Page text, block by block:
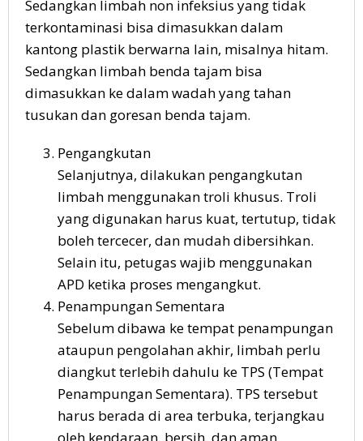
Sedangkan limbah non infeksius yang tidak
terkontaminasi bisa dimasukkan dalam
kantong plastik berwarna lain, misalnya hitam.
Sedangkan limbah benda tajam bisa
dimasukkan ke dalam wadah yang tahan
tusukan dan goresan benda tajam.
Pengangkutan
Selanjutnya, dilakukan pengangkutan
limbah menggunakan troli khusus. Troli
yang digunakan harus kuat, tertutup, tidak
boleh tercecer, dan mudah dibersihkan.
Selain itu, petugas wajib menggunakan
APD ketika proses mengangkut.
Penampungan Sementara
Sebelum dibawa ke tempat penampungan
ataupun pengolahan akhir, limbah perlu
diangkut terlebih dahulu ke TPS (Tempat
Penampungan Sementara). TPS tersebut
harus berada di area terbuka, terjangkau
oleh kendaraan, bersih, dan aman.